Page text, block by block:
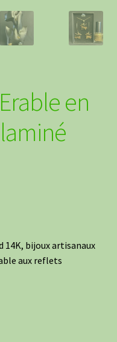
en
14K, bijoux artisanaux
aux reflets